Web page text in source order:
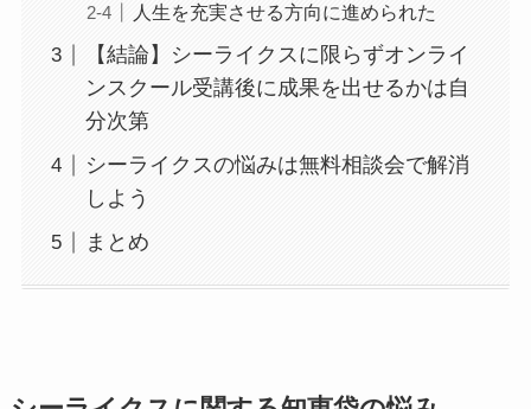
人生を充実させる方向に進められた
【結論】シーライクスに限らずオンライ
ンスクール受講後に成果を出せるかは自
分次第
シーライクスの悩みは無料相談会で解消
しよう
まとめ